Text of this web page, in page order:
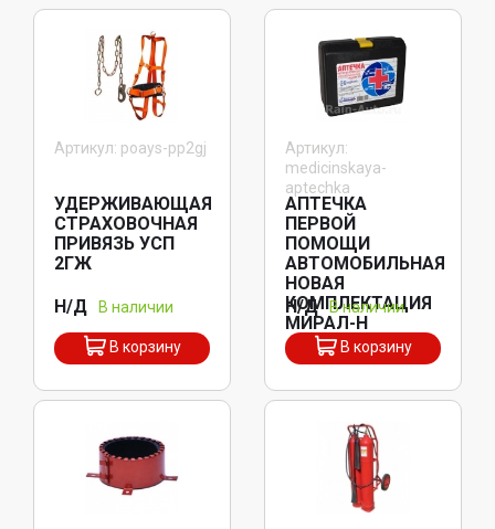
Артикул: poays-pp2gj
УДЕРЖИВАЮЩАЯ
СТРАХОВОЧНАЯ
ПРИВЯЗЬ УСП
2ГЖ
Н/Д В наличии
В корзину
Артикул:
medicinskaya-
aptechka
АПТЕЧКА
ПЕРВОЙ
ПОМОЩИ
АВТОМОБИЛЬНАЯ
НОВАЯ
КОМПЛЕКТАЦИЯ
МИРАЛ-Н
Н/Д В наличии
В корзину